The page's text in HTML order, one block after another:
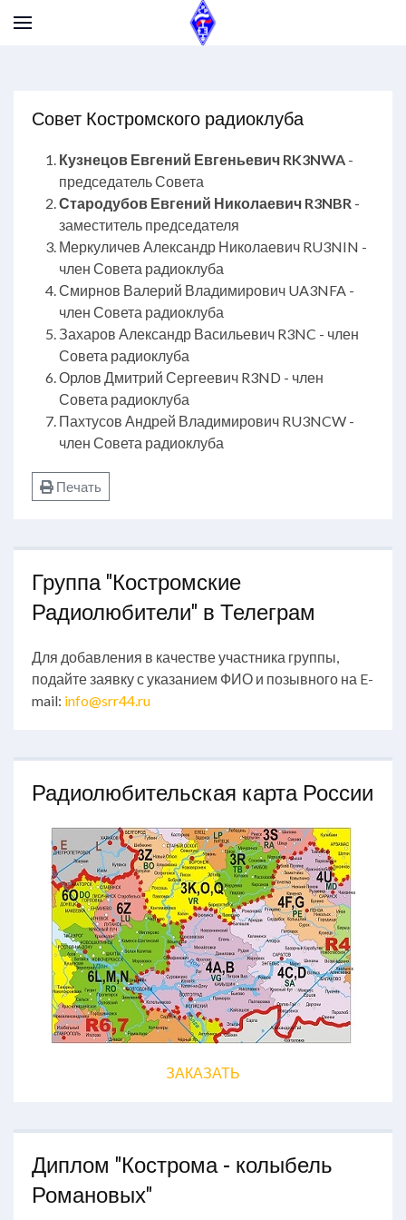
Совет Костромского радиоклуба
Кузнецов Евгений Евгеньевич RK3NWA -
председатель Совета
Стародубов Евгений Николаевич R3NBR -
заместитель председателя
Меркуличев Александр Николаевич RU3NIN -
член Совета радиоклуба
Смирнов Валерий Владимирович UA3NFA -
член Совета радиоклуба
Захаров Александр Васильевич R3NC - член
Совета радиоклуба
Орлов Дмитрий Сергеевич R3ND - член
Совета радиоклуба
Пахтусов Андрей Владимирович RU3NCW -
член Совета радиоклуба
Печать
Группа "Костромские
Радиолюбители" в Телеграм
Для добавления в качестве участника группы,
подайте заявку с указанием ФИО и позывного на E-
mail: info@srr44.ru
Радиолюбительская карта России
ЗАКАЗАТЬ
Диплом "Кострома - колыбель
Романовых"